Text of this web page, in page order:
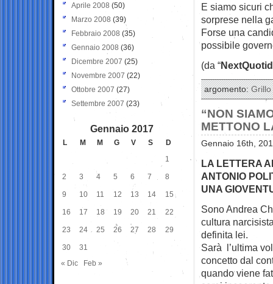
E siamo sicuri
sorprese nella
Forse una
possibile
(da “
argomento:Grillo
“NON
METTONO
Gennaio 16th,
LA LETTERA
ANTONIO
UNA
Sono Andrea
cultura
definita lei.
Sarà l’ultima
concetto dal
quando viene
Aprile 2008 (50)
Marzo 2008 (39)
Febbraio 2008 (35)
Gennaio 2008 (36)
Dicembre 2007 (25)
Novembre 2007 (22)
Ottobre 2007 (27)
Settembre 2007 (23)
Gennaio 2017
L M M G V S
D
1
2 3 4 5 6 7 8
9 10 11 12 13 14 15
16 17 18 19 20 21 22
23 24 25 26 27 28 29
30
31
« Dic
Feb »